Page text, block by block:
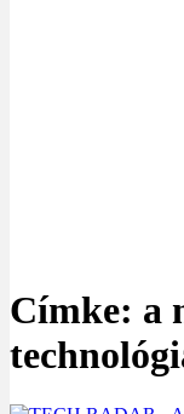
Címke: a